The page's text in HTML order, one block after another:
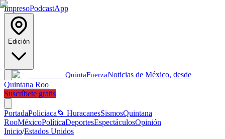
ImpresoPodcastApp
Edición
QuintaFuerzaNoticias de México, desde
Quintana Roo
Suscríbete gratis
PortadaPoliciaca 🌀 HuracanesSismosQuintana
RooMéxicoPolíticaDeportesEspectáculosOpinión
Inicio/Estados Unidos